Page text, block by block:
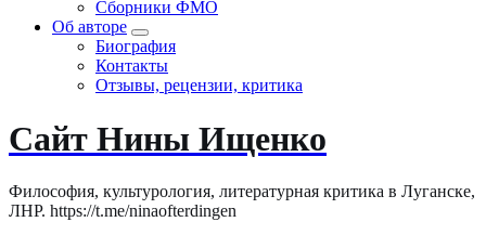
Сборники ФМО
Об авторе
Биография
Контакты
Отзывы, рецензии, критика
Сайт Нины Ищенко
Философия, культурология, литературная критика в Луганске,
ЛНР. https://t.me/ninaofterdingen